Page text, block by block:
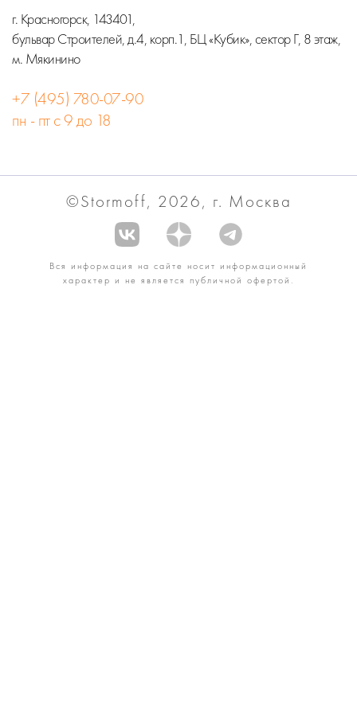
г. Красногорск, 143401,
бульвар Строителей, д.4, корп.1, БЦ «Кубик», сектор Г, 8 этаж,
м. Мякинино
+7 (495) 780-07-90
пн - пт с 9 до 18
©Stormoff, 2026, г. Москва
Вся информация на сайте носит информационный
характер и не является публичной офертой.